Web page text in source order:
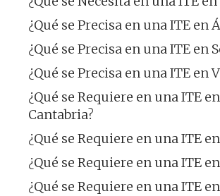
¿Qué se Precisa en una ITE en
¿Qué se Precisa en una ITE en
¿Qué se Precisa en una ITE en
¿Qué se Requiere en una ITE en
Cantabria?
¿Qué se Requiere en una ITE
¿Qué se Requiere en una ITE
¿Qué se Requiere en una ITE